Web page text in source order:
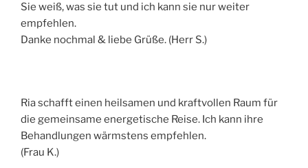
Sie weiß, was sie tut und ich kann sie nur weiter
empfehlen.
Danke nochmal & liebe Grüße. (Herr S.)
Ria schafft einen heilsamen und kraftvollen Raum für
die gemeinsame energetische Reise. Ich kann ihre
Behandlungen wärmstens empfehlen.
(Frau K.)